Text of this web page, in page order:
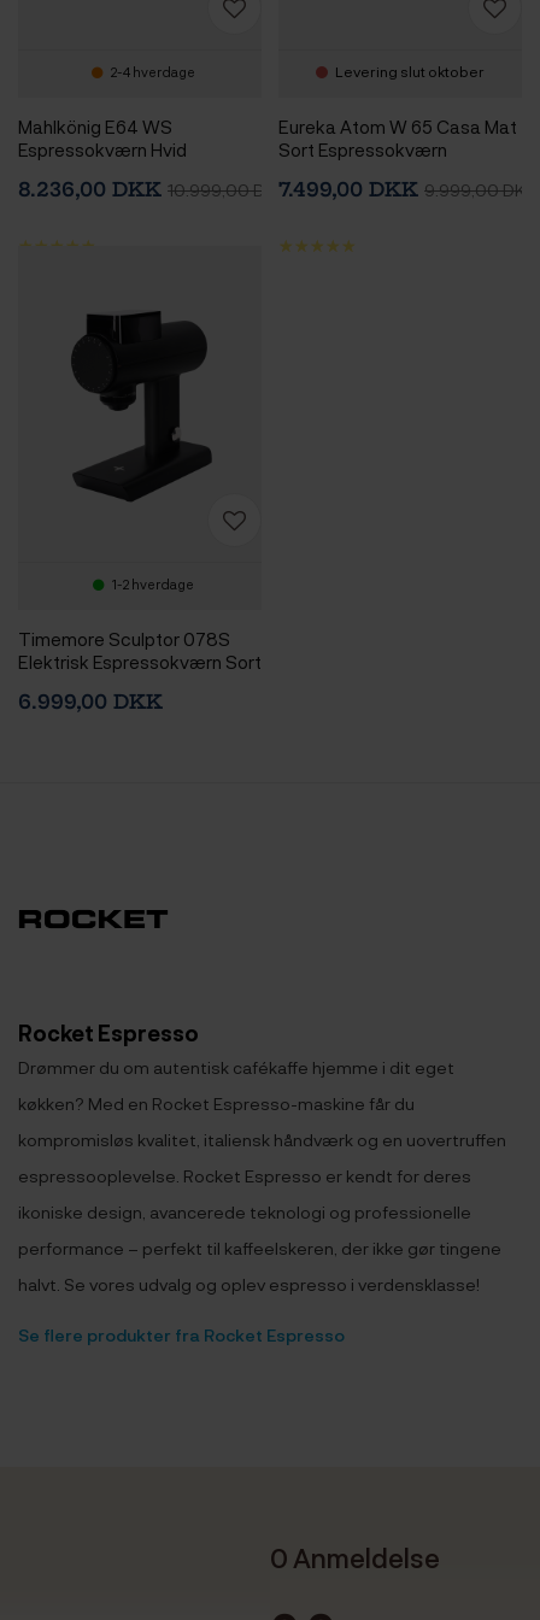
2-4 hverdage
Mahlkönig E64 WS
Espressokværn Hvid
8.236,00 DKK 10.999,00 DKK
Levering slut oktober
Eureka Atom W 65 Casa Mat
Sort Espressokværn
7.499,00 DKK 9.999,00 DKK
1-2 hverdage
Timemore Sculptor 078S
Elektrisk Espressokværn Sort
6.999,00 DKK
Rocket Espresso
Drømmer du om autentisk cafékaffe hjemme i dit eget
køkken? Med en Rocket Espresso-maskine får du
kompromisløs kvalitet, italiensk håndværk og en uovertruffen
espressooplevelse. Rocket Espresso er kendt for deres
ikoniske design, avancerede teknologi og professionelle
performance – perfekt til kaffeelskeren, der ikke gør tingene
halvt. Se vores udvalg og oplev espresso i verdensklasse!
Se flere produkter fra Rocket Espresso
0 Anmeldelse